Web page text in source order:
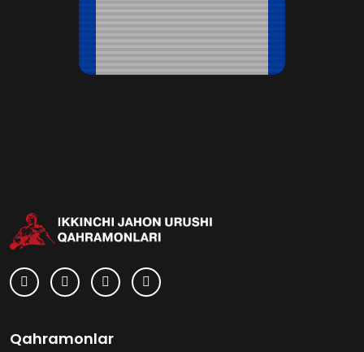
Qahramonlar